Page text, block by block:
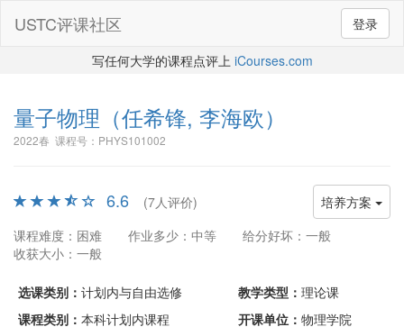
登录
USTC评课社区
写任何大学的课程点评上 iCourses.com
量子物理 （任希锋, 李海欧）
2022春 课程号：PHYS101002
培养方案
6.6
(7人评价)
课程难度：困难
作业多少：中等
给分好坏：一般
收获大小：一般
选课类别： 计划内与自由选修 教学类型： 理论课
课程类别： 本科计划内课程 开课单位： 物理学院